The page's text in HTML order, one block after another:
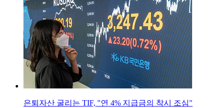
은퇴자산 굴리는 TIF, "연 4% 지급금의 착시 조심"